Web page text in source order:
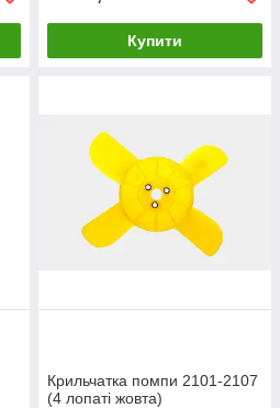
Купити
Крильчатка помпи 2101-2107
(4 лопаті жовта)